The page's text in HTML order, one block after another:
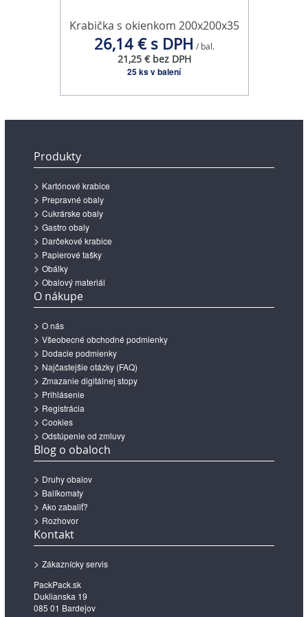
Krabička s okienkom 200x200x35
26,14 € s DPH / bal.
21,25 € bez DPH
25 ks v balení
Produkty
Kartónové krabice
Prepravné obaly
Cukrárske obaly
Gastro obaly
Darčekové krabice
Papierové tašky
Obálky
Obalový materiál
O nákupe
O nás
Všeobecné obchodné podmienky
Dodacie podmienky
Najčastejšie otázky (FAQ)
Zmazanie digitálnej stopy
Prihlásenie
Registrácia
Cookies
Odstúpenie od zmluvy
Blog o obaloch
Druhy obalov
Balíkomaty
Ako zabaliť?
Rozhovor
Kontakt
Zákaznícky servis
PackPack.sk
Duklianska 19
085 01 Bardejov